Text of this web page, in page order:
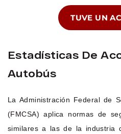
TUVE UN
Estadísticas De
Autobús
La Administración Federal de
(FMCSA) aplica normas de
similares a las de la industria